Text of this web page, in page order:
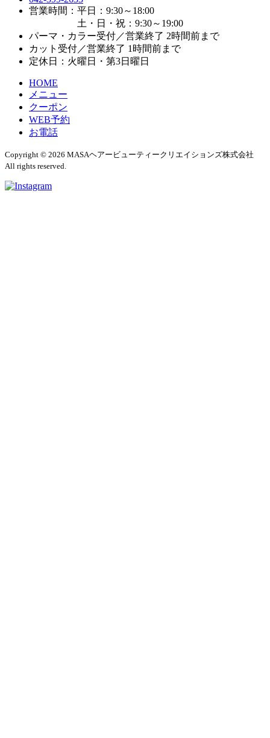
営業時間：平日：9:30～18:00
土・日・祝：9:30～19:00
パーマ・カラー受付／営業終了 2時間前まで
カット受付／営業終了 1時間前まで
定休日：火曜日・第3日曜日
HOME
メニュー
クーポン
WEB予約
お電話
Copyright © 2026 MASAヘアービューティークリエイションズ株式会社
All rights reserved.